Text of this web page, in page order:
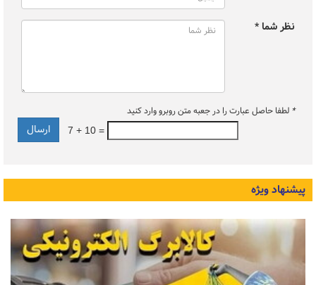
نظر شما *
* لطفا حاصل عبارت را در جعبه متن روبرو وارد کنید
7 + 10 =
پیشنهاد ویژه